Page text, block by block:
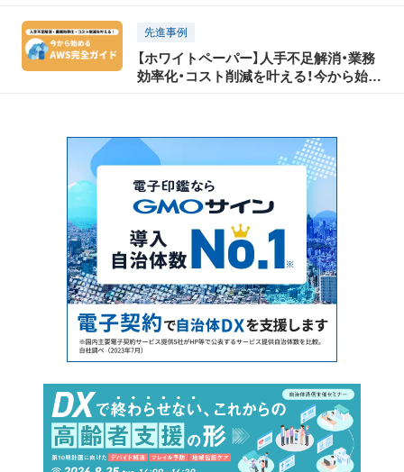
先進事例
【ホワイトペーパー】人手不足解消・業務
効率化・コスト削減を叶える！今から始め